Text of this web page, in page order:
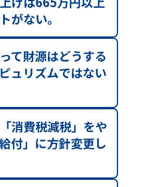
がない。
て財源はどうする
ュリズムではない
消費税減税」をや
付」に方針変更し